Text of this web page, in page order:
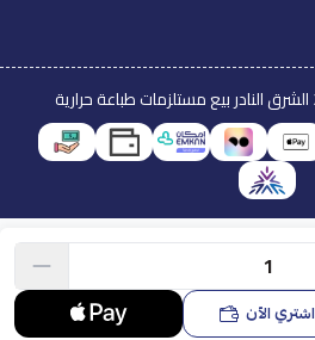
اشتري الآن
الشرق النادر بيع مستلزمات طباعة حرارية